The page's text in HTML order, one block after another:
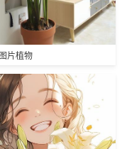
片植物